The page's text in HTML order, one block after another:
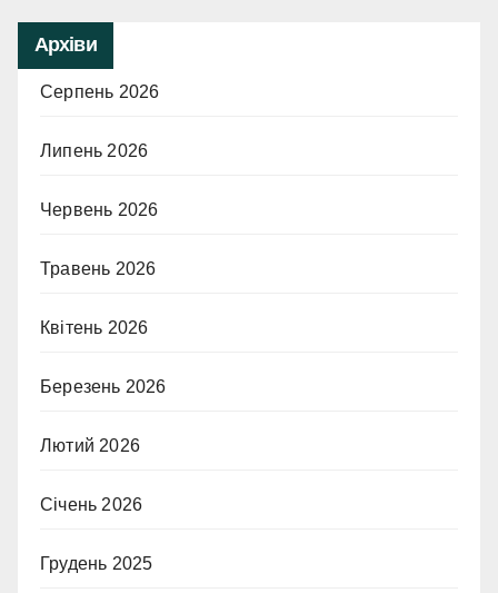
Архіви
Серпень 2026
Липень 2026
Червень 2026
Травень 2026
Квітень 2026
Березень 2026
Лютий 2026
Січень 2026
Грудень 2025